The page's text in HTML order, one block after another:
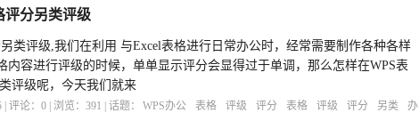
评分另类评级
类评级,我们在利用 与Excel表格进行日常办公时，经常需要制作各种各样
内容进行评级的时候，单单显示评分会显得过于单调，那么怎样在WPS表
评级呢，今天我们就来
| 评论：0 | 浏览：391 | 话题： WPS办公 表格 评级 评分 表格 评级 评分 另类
办